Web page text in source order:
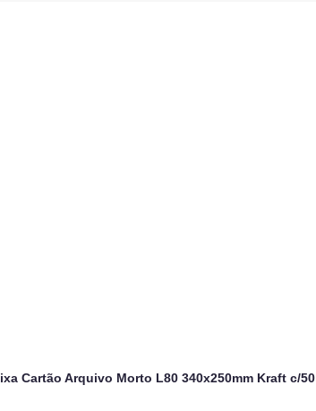
Cartão Arquivo Morto L80 340x250mm Kraft c/50